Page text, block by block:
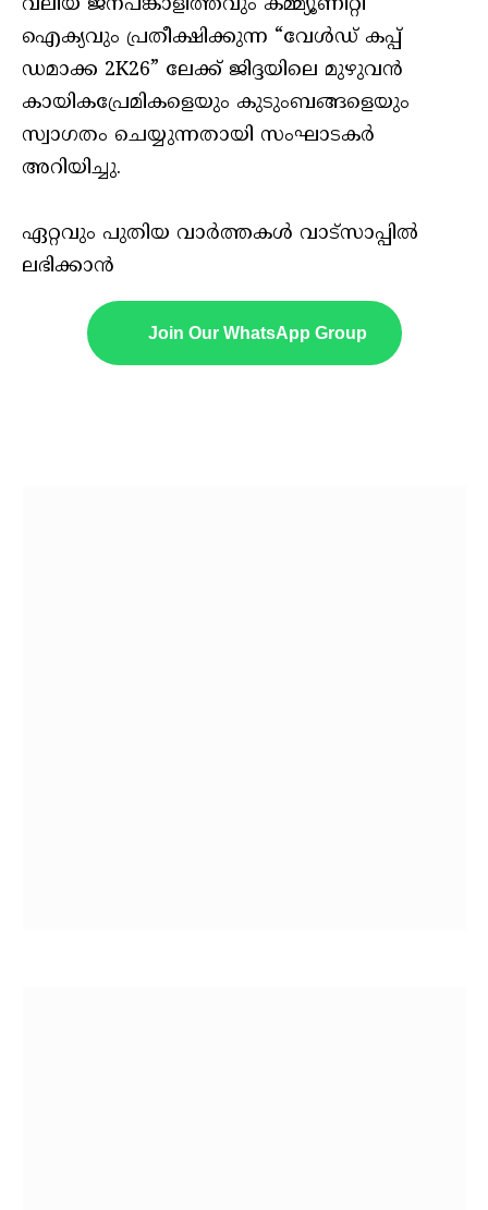
ഐക്യവും പ്രതീക്ഷിക്കുന്ന “വേൾഡ് കപ്പ്
ഡമാക്ക 2K26” ലേക്ക് ജിദ്ദയിലെ മുഴുവൻ
കായികപ്രേമികളെയും കുടുംബങ്ങളെയും
സ്വാഗതം ചെയ്യുന്നതായി സംഘാടകർ
അറിയിച്ചു.
ഏറ്റവും പുതിയ വാർത്തകൾ വാട്സാപ്പിൽ
ലഭിക്കാൻ
Join Our WhatsApp Group